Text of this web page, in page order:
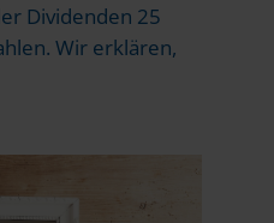
Dividenden 25
Wir erklären,